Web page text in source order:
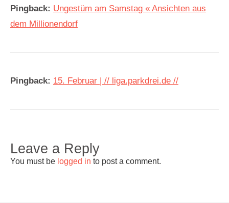
Pingback: Ungestüm am Samstag « Ansichten aus
dem Millionendorf
Pingback: 15. Februar | // liga.parkdrei.de //
Leave a Reply
You must be logged in to post a comment.